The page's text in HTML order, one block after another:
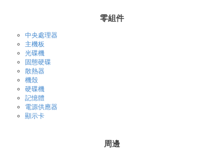
零組件
中央處理器
主機板
光碟機
固態硬碟
散熱器
機殼
硬碟機
記憶體
電源供應器
顯示卡
周邊